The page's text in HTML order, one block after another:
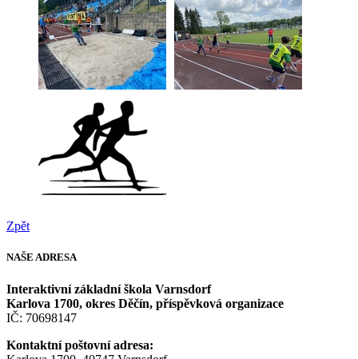
Zpět
NAŠE ADRESA
Interaktivní základní škola Varnsdorf
Karlova 1700, okres Děčín, příspěvková organizace
IČ: 70698147
Kontaktní poštovní adresa: